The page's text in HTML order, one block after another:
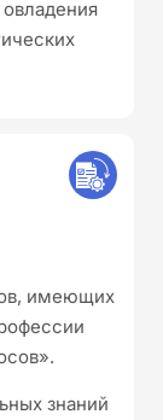
имеющих
знаний